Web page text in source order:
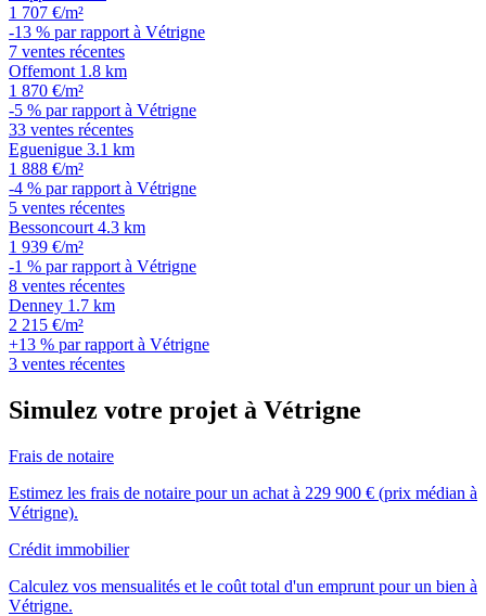
1 707 €/m²
-13 % par rapport à Vétrigne
7 ventes récentes
Offemont 1.8 km
1 870 €/m²
-5 % par rapport à Vétrigne
33 ventes récentes
Eguenigue 3.1 km
1 888 €/m²
-4 % par rapport à Vétrigne
5 ventes récentes
Bessoncourt 4.3 km
1 939 €/m²
-1 % par rapport à Vétrigne
8 ventes récentes
Denney 1.7 km
2 215 €/m²
+13 % par rapport à Vétrigne
3 ventes récentes
Simulez votre projet à Vétrigne
Frais de notaire
Estimez les frais de notaire pour un achat à 229 900 € (prix médian à
Vétrigne).
Crédit immobilier
Calculez vos mensualités et le coût total d'un emprunt pour un bien à
Vétrigne.